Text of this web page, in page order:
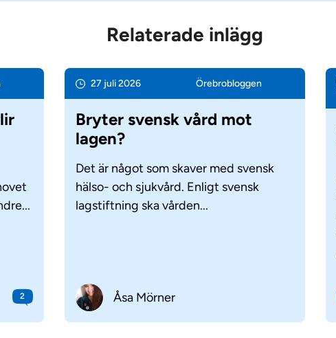
Relaterade inlägg
2
27 juli 2026 Örebro­bloggen
Bryter svensk vård mot
lagen?
Det är något som skaver med svensk
hälso- och sjukvård. Enligt svensk
lagstiftning ska vården...
Åsa Mörner